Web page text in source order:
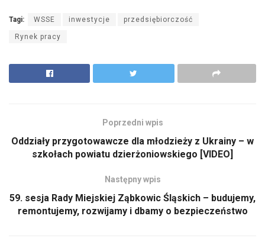
Tagi: WSSE inwestycje przedsiębiorczość
Rynek pracy
Poprzedni wpis
Oddziały przygotowawcze dla młodzieży z Ukrainy – w
szkołach powiatu dzierżoniowskiego [VIDEO]
Następny wpis
59. sesja Rady Miejskiej Ząbkowic Śląskich – budujemy,
remontujemy, rozwijamy i dbamy o bezpieczeństwo